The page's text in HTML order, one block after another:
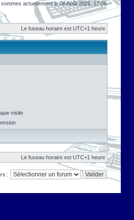
actuellement le 08 Août 2026, 17:06
Le fuseau horaire est UTC+1 heure
visite
Le fuseau horaire est UTC+1 heure
: